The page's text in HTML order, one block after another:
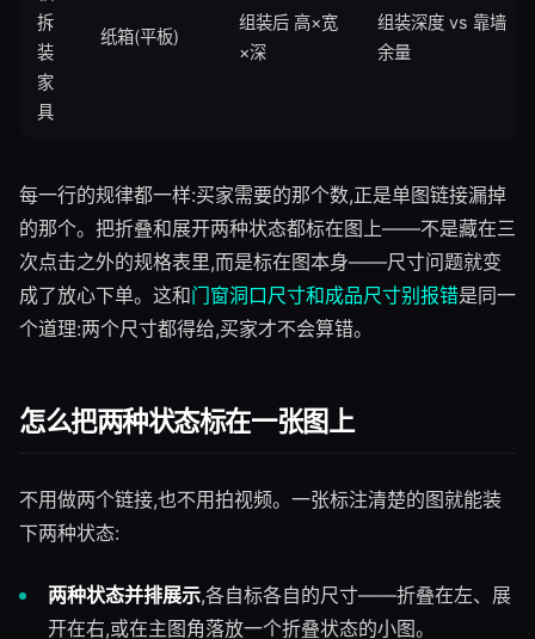
拆
装
家
具
纸箱(平板)
组装后 高×宽
×深
组装深度 vs 靠墙
余量
每一行的规律都一样:买家需要的那个数,正是单图链接漏掉
的那个。把折叠和展开两种状态都标在图上——不是藏在三
次点击之外的规格表里,而是标在图本身——尺寸问题就变
成了放心下单。这和门窗洞口尺寸和成品尺寸别报错是同一
个道理:两个尺寸都得给,买家才不会算错。
怎么把两种状态标在一张图上
不用做两个链接,也不用拍视频。一张标注清楚的图就能装
下两种状态:
两种状态并排展示,各自标各自的尺寸——折叠在左、展
开在右,或在主图角落放一个折叠状态的小图。